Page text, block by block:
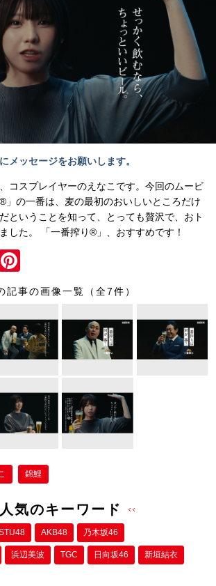
ッセージをお願いします。
コスプレイヤーのえなこです。今回のムービ
」の一番は、麦の最初のおいしいところだけ
ということを知って、とっても贅沢で、おト
した。 「一番搾り®」、おすすめです！
Li
nt
e
st
記事の画像一覧（全7件）
錦鯉
人気のキーワード
AKB48 乃木坂46
浜辺美波 TGC 日向坂46 新垣結衣